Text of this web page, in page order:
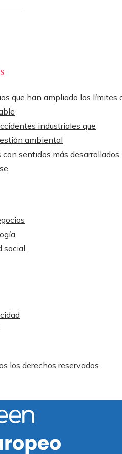
que han ampliado los límites
industriales que
ambiental
sentidos más desarrollados
social
los derechos reservados..